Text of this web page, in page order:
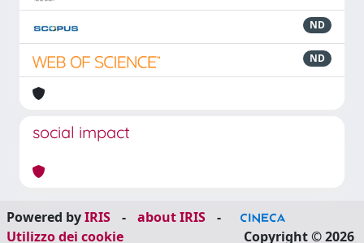
ND
ND
social impact
Powered byIRIS - about IRIS
-
Utilizzo dei cookie
Copyright © 2026